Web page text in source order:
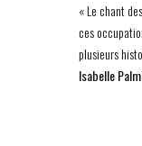
« Le chant
ces
plusieurs
Isabelle